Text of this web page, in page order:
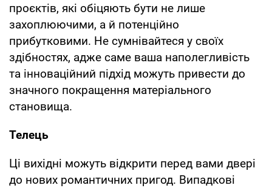
проєктів, які обіцяють бути не лише
захоплюючими, а й потенційно
прибутковими. Не сумнівайтеся у своїх
здібностях, адже саме ваша наполегливість
та інноваційний підхід можуть привести до
значного покращення матеріального
становища.
Телець
Ці вихідні можуть відкрити перед вами двері
до нових романтичних пригод. Випадкові